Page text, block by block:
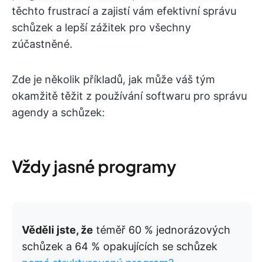
těchto frustrací a zajistí vám efektivní správu
schůzek a lepší zážitek pro všechny
zúčastněné.
Zde je několik příkladů, jak může váš tým
okamžitě těžit z používání softwaru pro správu
agendy a schůzek:
Vždy jasné programy
Věděli jste, že téměř 60 % jednorázových
schůzek a 64 % opakujících se schůzek